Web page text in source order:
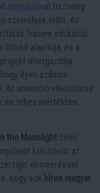
animációval tiszteleg
személyek előtt. Az
hanem edukáció
Stúdió alapítója, és a
projekt ötletgazdája
ilyen számos
Az animáció elkészítése
és teljes mértékben
the Moonlight című
kölcsönöz az
elismeréssel
hogy sok híres magyar